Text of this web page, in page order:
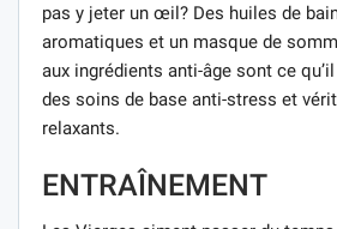
pas y jeter un œil? Des huiles de
aromatiques et un masque de
aux ingrédients anti-âge sont ce
des soins de base anti-stress et
relaxants.
ENTRAÎNEMENT